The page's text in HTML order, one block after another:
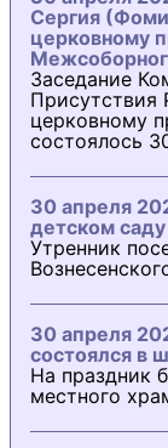
Сергия
церковному
Заседание
Присутствия
церковному
состоялось
30 апреля
детском
Утренник
30 апреля
состоялся в
На праздник
местного